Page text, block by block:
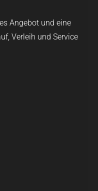
Angebot und eine
Verleih und Service